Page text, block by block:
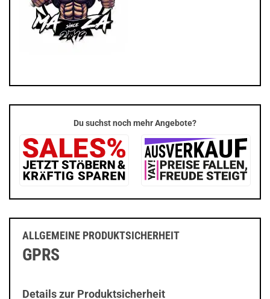
Du suchst noch mehr Angebote?
ALLGEMEINE PRODUKTSICHERHEIT
GPRS
Details zur Produktsicherheit